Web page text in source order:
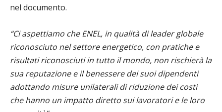
nel documento.
“Ci aspettiamo che ENEL, in qualità di leader globale
riconosciuto nel settore energetico, con pratiche e
risultati riconosciuti in tutto il mondo, non rischierà la
sua reputazione e il benessere dei suoi dipendenti
adottando misure unilaterali di riduzione dei costi
che hanno un impatto diretto sui lavoratori e le loro